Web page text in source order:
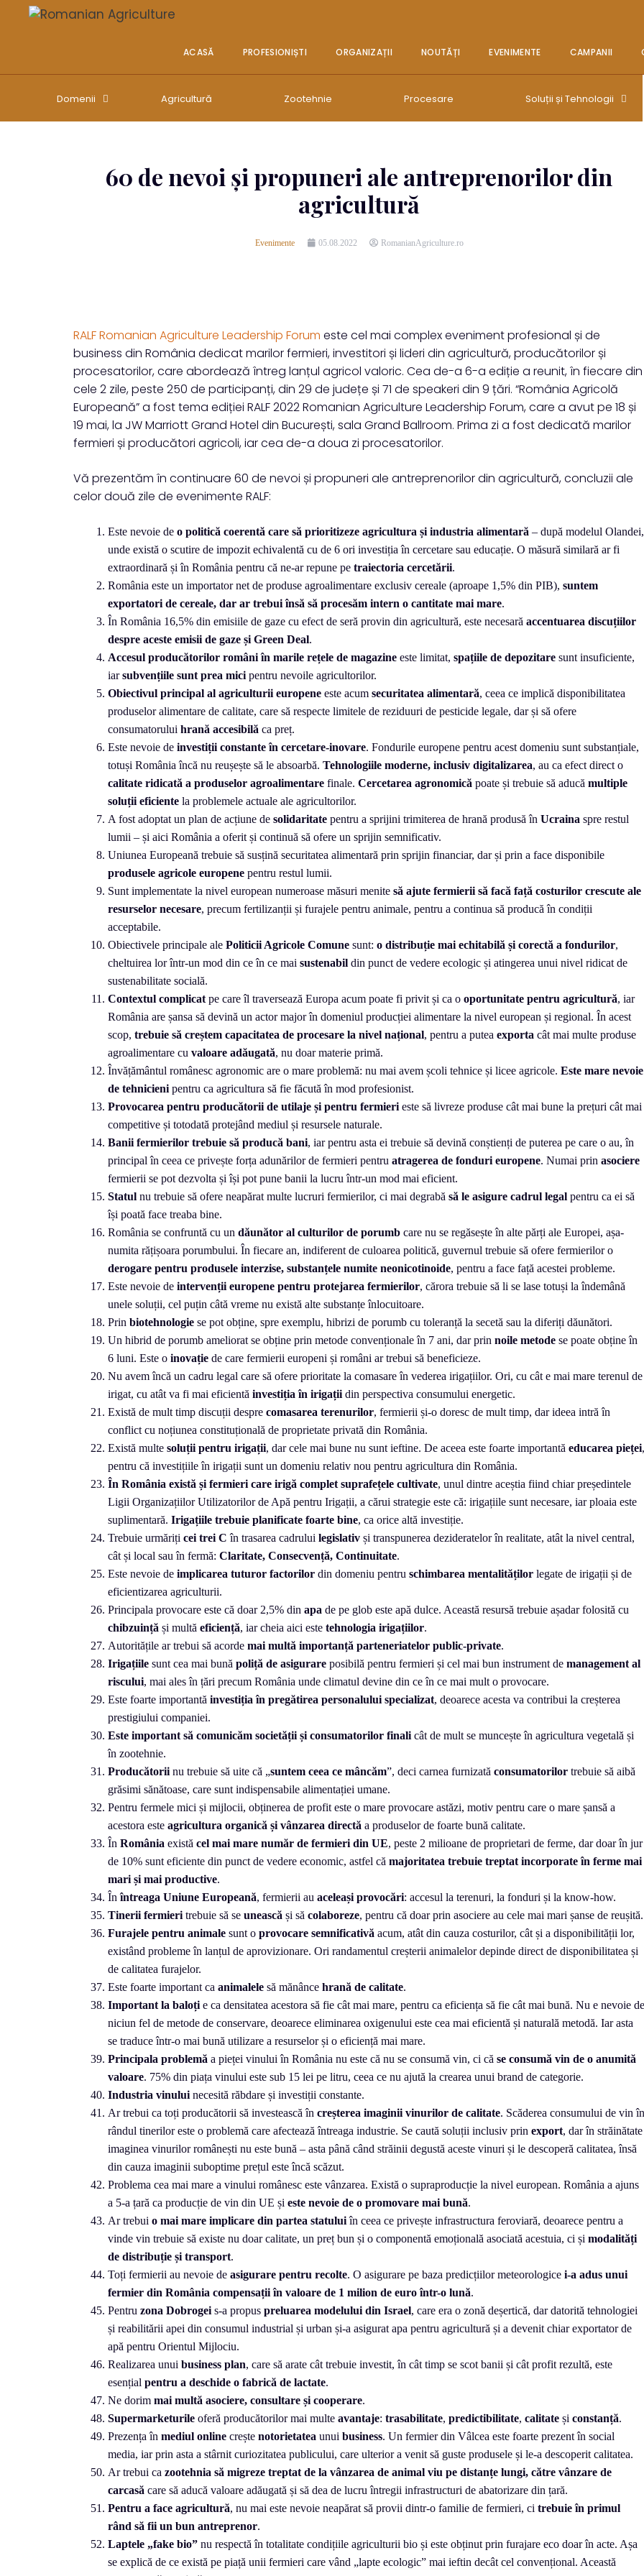
ACASĂ PROFESIONIȘTI ORGANIZAȚII NOUTĂȚI EVENIMENTE CAMPANII
Domenii Agricultură Zootehnie Procesare Soluții și Tehnologii
60 de nevoi și propuneri ale antreprenorilor din
agricultură
Evenimente 05.08.2022 RomanianAgriculture.ro
RALF Romanian Agriculture Leadership Forum este cel mai complex eveniment profesional și de
business din România dedicat marilor fermieri, investitori și lideri din agricultură, producătorilor și
procesatorilor, care abordează întreg lanțul agricol valoric. Cea de-a 6-a ediție a reunit, în fiecare din
cele 2 zile, peste 250 de participanți, din 29 de județe și 71 de speakeri din 9 țări. “România Agricolă
Europeană” a fost tema ediției RALF 2022 Romanian Agriculture Leadership Forum, care a avut pe 18 și
19 mai, la JW Marriott Grand Hotel din București, sala Grand Ballroom. Prima zi a fost dedicată marilor
fermieri și producători agricoli, iar cea de-a doua zi procesatorilor.
Vă prezentăm în continuare 60 de nevoi și propuneri ale antreprenorilor din agricultură, concluzii ale
celor două zile de evenimente RALF:
Este nevoie de o politică coerentă care să prioritizeze agricultura și industria alimentară – după modelul Olandei,
unde există o scutire de impozit echivalentă cu de 6 ori investiția în cercetare sau educație. O măsură similară ar fi
extraordinară și în România pentru că ne-ar repune pe traiectoria cercetării.
România este un importator net de produse agroalimentare exclusiv cereale (aproape 1,5% din PIB), suntem
exportatori de cereale, dar ar trebui însă să procesăm intern o cantitate mai mare.
În România 16,5% din emisiile de gaze cu efect de seră provin din agricultură, este necesară accentuarea discuțiilor
despre aceste emisii de gaze și Green Deal.
Accesul producătorilor români în marile rețele de magazine este limitat, spațiile de depozitare sunt insuficiente,
iarsubvențiile sunt prea mici pentru nevoile agricultorilor.
Obiectivul principal al agriculturii europene este acum securitatea alimentară, ceea ce implică disponibilitatea
produselor alimentare de calitate, care să respecte limitele de reziduuri de pesticide legale, dar și să ofere
consumatorului hrană accesibilă ca preț.
Este nevoie de investiții constante în cercetare-inovare. Fondurile europene pentru acest domeniu sunt substanțiale,
totuși România încă nu reușește să le absoarbă. Tehnologiile moderne, inclusiv digitalizarea, au ca efect direct o
calitate ridicată a produselor agroalimentare finale. Cercetarea agronomică poate și trebuie să aducă multiple
soluții eficiente la problemele actuale ale agricultorilor.
A fost adoptat un plan de acțiune de solidaritate pentru a sprijini trimiterea de hrană produsă în Ucraina spre restul
lumii – și aici România a oferit și continuă să ofere un sprijin semnificativ.
Uniunea Europeană trebuie să susțină securitatea alimentară prin sprijin financiar, dar și prin a face disponibile
produsele agricole europene pentru restul lumii.
Sunt implementate la nivel european numeroase măsuri menite să ajute fermierii să facă față costurilor crescute ale
resurselor necesare, precum fertilizanții și furajele pentru animale, pentru a continua să producă în condiții
acceptabile.
Obiectivele principale ale Politicii Agricole Comune sunt: o distribuție mai echitabilă și corectă a fondurilor,
cheltuirea lor într-un mod din ce în ce mai sustenabil din punct de vedere ecologic și atingerea unui nivel ridicat de
sustenabilitate socială.
Contextul complicat pe care îl traversează Europa acum poate fi privit și ca o oportunitate pentru agricultură, iar
România are șansa să devină un actor major în domeniul producției alimentare la nivel european și regional. În acest
scop, trebuie să creștem capacitatea de procesare la nivel național, pentru a putea exporta cât mai multe produse
agroalimentare cu valoare adăugată, nu doar materie primă.
Învățământul românesc agronomic are o mare problemă: nu mai avem școli tehnice și licee agricole. Este mare nevoie
de tehnicieni pentru ca agricultura să fie făcută în mod profesionist.
Provocarea pentru producătorii de utilaje și pentru fermieri este să livreze produse cât mai bune la prețuri cât mai
competitive și totodată protejând mediul și resursele naturale.
Banii fermierilor trebuie să producă bani, iar pentru asta ei trebuie să devină conștienți de puterea pe care o au, în
principal în ceea ce privește forța adunărilor de fermieri pentru atragerea de fonduri europene. Numai prin asociere
fermierii se pot dezvolta și își pot pune banii la lucru într-un mod mai eficient.
Statul nu trebuie să ofere neapărat multe lucruri fermierilor, ci mai degrabă să le asigure cadrul legal pentru ca ei să
își poată face treaba bine.
România se confruntă cu un dăunător al culturilor de porumb care nu se regăsește în alte părți ale Europei, așa-
numita rățișoara porumbului. În fiecare an, indiferent de culoarea politică, guvernul trebuie să ofere fermierilor o
derogare pentru produsele interzise, substanțele numite neonicotinoide, pentru a face față acestei probleme.
Este nevoie de intervenții europene pentru protejarea fermierilor, cărora trebuie să li se lase totuși la îndemână
unele soluții, cel puțin câtă vreme nu există alte substanțe înlocuitoare.
Prin biotehnologie se pot obține, spre exemplu, hibrizi de porumb cu toleranță la secetă sau la diferiți dăunători.
Un hibrid de porumb ameliorat se obține prin metode convenționale în 7 ani, dar prin noile metode se poate obține în
6 luni. Este o inovație de care fermierii europeni și români ar trebui să beneficieze.
Nu avem încă un cadru legal care să ofere prioritate la comasare în vederea irigațiilor. Ori, cu cât e mai mare terenul de
irigat, cu atât va fi mai eficientă investiția în irigații din perspectiva consumului energetic.
Există de mult timp discuții despre comasarea terenurilor, fermierii și-o doresc de mult timp, dar ideea intră în
conflict cu noțiunea constituțională de proprietate privată din România.
Există multe soluții pentru irigații, dar cele mai bune nu sunt ieftine. De aceea este foarte importantă educarea pieței,
pentru că investițiile în irigații sunt un domeniu relativ nou pentru agricultura din România.
În România există și fermieri care irigă complet suprafețele cultivate, unul dintre aceștia fiind chiar președintele
Ligii Organizațiilor Utilizatorilor de Apă pentru Irigații, a cărui strategie este că: irigațiile sunt necesare, iar ploaia este
suplimentară. Irigațiile trebuie planificate foarte bine, ca orice altă investiție.
Trebuie urmăriți cei trei C în trasarea cadrului legislativ și transpunerea dezideratelor în realitate, atât la nivel central,
cât și local sau în fermă: Claritate, Consecvență, Continuitate.
Este nevoie de implicarea tuturor factorilor din domeniu pentru schimbarea mentalităților legate de irigații și de
eficientizarea agriculturii.
Principala provocare este că doar 2,5% din apa de pe glob este apă dulce. Această resursă trebuie așadar folosită cu
chibzuință și multă eficiență, iar cheia aici este tehnologia irigațiilor.
Autoritățile ar trebui să acorde mai multă importanță parteneriatelor public-private.
Irigațiile sunt cea mai bună poliță de asigurare posibilă pentru fermieri și cel mai bun instrument de management al
riscului, mai ales în țări precum România unde climatul devine din ce în ce mai mult o provocare.
Este foarte importantă investiția în pregătirea personalului specializat, deoarece acesta va contribui la creșterea
prestigiului companiei.
Este important să comunicăm societății și consumatorilor finali cât de mult se muncește în agricultura vegetală și
în zootehnie.
Producătorii nu trebuie să uite că „suntem ceea ce mâncăm”, deci carnea furnizată consumatorilor trebuie să aibă
grăsimi sănătoase, care sunt indispensabile alimentației umane.
Pentru fermele mici și mijlocii, obținerea de profit este o mare provocare astăzi, motiv pentru care o mare șansă a
acestora este agricultura organică și vânzarea directă a produselor de foarte bună calitate.
În România există cel mai mare număr de fermieri din UE, peste 2 milioane de proprietari de ferme, dar doar în jur
de 10% sunt eficiente din punct de vedere economic, astfel că majoritatea trebuie treptat incorporate în ferme mai
mari și mai productive.
În întreaga Uniune Europeană, fermierii au aceleași provocări: accesul la terenuri, la fonduri și la know-how.
Tinerii fermieri trebuie să se unească și să colaboreze, pentru că doar prin asociere au cele mai mari șanse de reușită.
Furajele pentru animale sunt o provocare semnificativă acum, atât din cauza costurilor, cât și a disponibilității lor,
existând probleme în lanțul de aprovizionare. Ori randamentul creșterii animalelor depinde direct de disponibilitatea și
de calitatea furajelor.
Este foarte important ca animalele să mănânce hrană de calitate.
Important la baloți e ca densitatea acestora să fie cât mai mare, pentru ca eficiența să fie cât mai bună. Nu e nevoie de
niciun fel de metode de conservare, deoarece eliminarea oxigenului este cea mai eficientă și naturală metodă. Iar asta
se traduce într-o mai bună utilizare a resurselor și o eficiență mai mare.
Principala problemă a pieței vinului în România nu este că nu se consumă vin, ci că se consumă vin de o anumită
valoare. 75% din piața vinului este sub 15 lei pe litru, ceea ce nu ajută la crearea unui brand de categorie.
Industria vinului necesită răbdare și investiții constante.
Ar trebui ca toți producătorii să investească în creșterea imaginii vinurilor de calitate. Scăderea consumului de vin în
rândul tinerilor este o problemă care afectează întreaga industrie. Se caută soluții inclusiv prin export, dar în străinătate
imaginea vinurilor românești nu este bună – asta până când străinii degustă aceste vinuri și le descoperă calitatea, însă
din cauza imaginii suboptime prețul este încă scăzut.
Problema cea mai mare a vinului românesc este vânzarea. Există o supraproducție la nivel european. România a ajuns
a 5-a țară ca producție de vin din UE și este nevoie de o promovare mai bună.
Ar trebui o mai mare implicare din partea statuluiîn ceea ce privește infrastructura feroviară, deoarece pentru a
vinde vin trebuie să existe nu doar calitate, un preț bun și o componentă emoțională asociată acestuia, ci și modalități
de distribuție și transport.
Toți fermierii au nevoie de asigurare pentru recolte. O asigurare pe baza predicțiilor meteorologice i-a adus unui
fermier din România compensații în valoare de 1 milion de euro într-o lună.
Pentru zona Dobrogei s-a propus preluarea modelului din Israel, care era o zonă deșertică, dar datorită tehnologiei
și reabilitării apei din consumul industrial și urban și-a asigurat apa pentru agricultură și a devenit chiar exportator de
apă pentru Orientul Mijlociu.
Realizarea unui business plan, care să arate cât trebuie investit, în cât timp se scot banii și cât profit rezultă, este
esențial pentru a deschide o fabrică de lactate.
Ne dorim mai multă asociere, consultare și cooperare.
Supermarketurile oferă producătorilor mai multe avantaje: trasabilitate, predictibilitate, calitate și constanță.
Prezența în mediul online crește notorietatea unui business. Un fermier din Vâlcea este foarte prezent în social
media, iar prin asta a stârnit curiozitatea publicului, care ulterior a venit să guste produsele și le-a descoperit calitatea.
Ar trebui ca zootehnia să migreze treptat de la vânzarea de animal viu pe distanțe lungi, către vânzare de
carcasă care să aducă valoare adăugată și să dea de lucru întregii infrastructuri de abatorizare din țară.
Pentru a face agricultură, nu mai este nevoie neapărat să provii dintr-o familie de fermieri, ci trebuie în primul
rând să fii un bun antreprenor.
Laptele „fake bio” nu respectă în totalitate condițiile agriculturii bio și este obținut prin furajare eco doar în acte. Așa
se explică de ce există pe piață unii fermieri care vând „lapte ecologic” mai ieftin decât cel convențional. Această